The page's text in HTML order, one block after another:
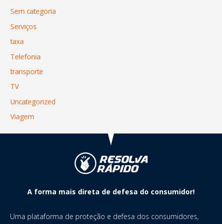
Sem categoria
Serviços
taxa
Telefonia
transporte
TV
Uncategorized
Viagem
A forma mais direta de defesa do consumidor!
Uma plataforma de proteção e defesa dos consumidores,